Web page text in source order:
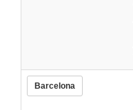
Barcelona